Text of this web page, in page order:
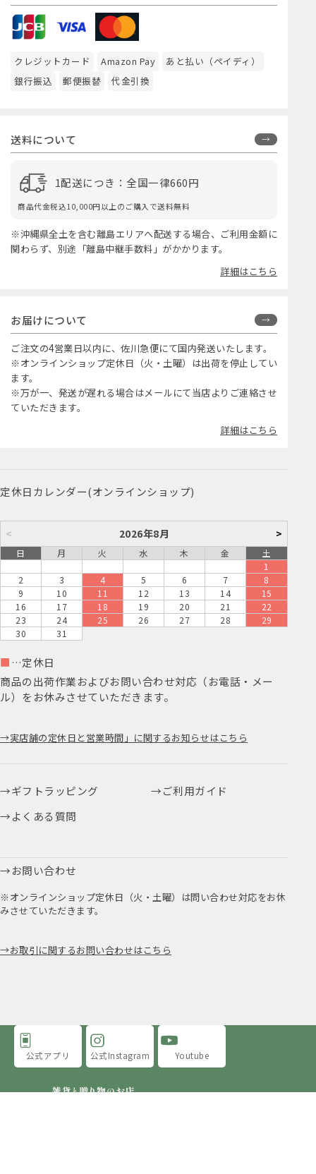
クレジットカード Amazon Pay
あと払い（ペイディ）
銀行振込
郵便振替 代金引換
送料について
1配送につき：全国一律660円
商品代金税込10,000円以上のご購入で送料無料
※沖縄県全土を含む離島エリアへ配送する場合、ご利用金額に
関わらず、別途「離島中継手数料」がかかります。
詳細はこちら
お届けについて
ご注文の4営業日以内に、佐川急便にて国内発送いたします。
※オンラインショップ定休日（火・土曜）は出荷を停止してい
ます。
※万が一、発送が遅れる場合はメールにて当店よりご連絡させ
ていただきます。
詳細はこちら
定休日カレンダー(オンラインショップ)
< 2026年8月 >
日 月 火 水 木 金
土
1
2
3 4 5 6 7
8
9
10 11 12 13 14
15
16
17 18 19 20 21
22
23
24 25 26 27 28
29
30
31
■ …定休日
商品の出荷作業およびお問い合わせ対応（お電話・メー
ル）をお休みさせていただきます。
実店舗の定休日と営業時間」に関するお知らせはこちら
ギフトラッピング
ご利用ガイド
よくある質問
お問い合わせ
※オンラインショップ定休日（火・土曜）は問い合わせ対応をお休
みさせていただきます。
お取引に関するお問い合わせはこちら
公式アプリ 公式Instagram Youtube